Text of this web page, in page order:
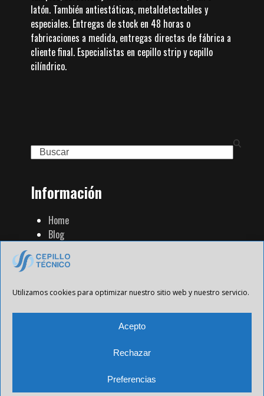
Utilizamos cookies para optimizar nuestro sitio web y nuestro servicio.
Acepto
Rechazar
Preferencias
latón. También antiestáticas, metaldetectables y
especiales. Entregas de stock en 48 horas o
fabricaciones a medida, entregas directas de fábrica a
cliente final. Especialistas en cepillo strip y cepillo
cilíndrico.
Search
Información
Home
Blog
Contacto
Aviso Legal